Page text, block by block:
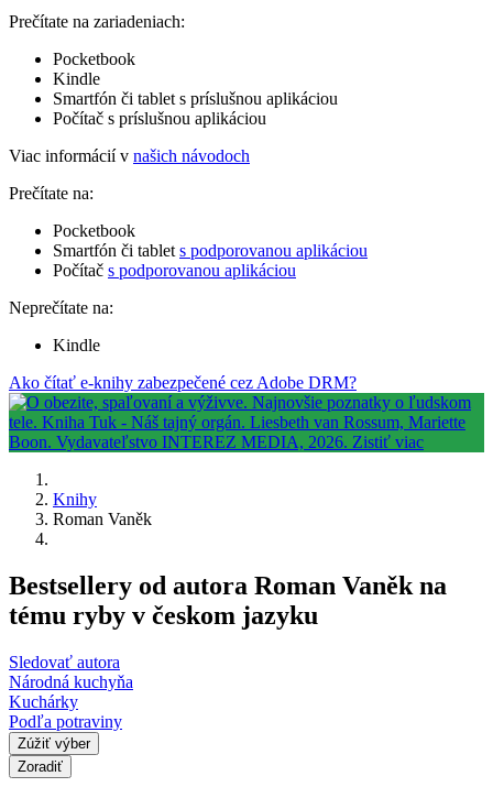
Prečítate na zariadeniach:
Pocketbook
Kindle
Smartfón či tablet s príslušnou aplikáciou
Počítač s príslušnou aplikáciou
Viac informácií v našich návodoch
Prečítate na:
Pocketbook
Smartfón či tablet s podporovanou aplikáciou
Počítač s podporovanou aplikáciou
Neprečítate na:
Kindle
Ako čítať e-knihy zabezpečené cez Adobe DRM?
Knihy
Roman Vaněk
Bestsellery od autora Roman Vaněk na
tému ryby v českom jazyku
Sledovať autora
Národná kuchyňa
Kuchárky
Podľa potraviny
Zúžiť výber
Zoradiť